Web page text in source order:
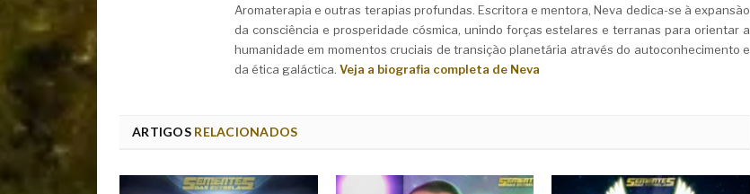
Aromaterapia e outras terapias profundas. Escritora e mentora, Neva dedica-se à expansão
da consciência e prosperidade cósmica, unindo forças estelares e terranas para orientar a
humanidade em momentos cruciais de transição planetária através do autoconhecimento e
da ética galáctica. Veja a biografia completa de Neva
ARTIGOSRELACIONADOS